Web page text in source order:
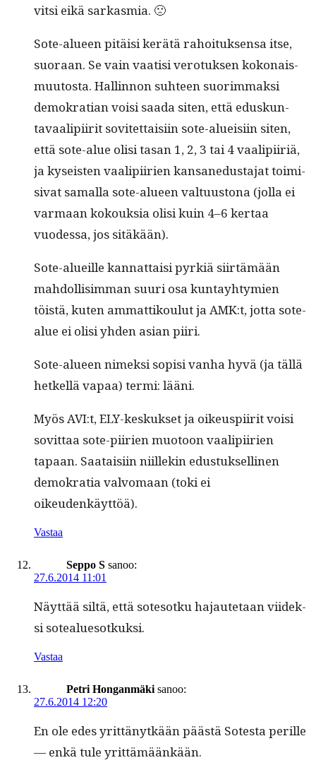
vit­si eikä sarkasmia. 🙁
Sote-alueen pitäisi kerätä rahoituk­sen­sa itse,
suo­raan. Se vain vaatisi vero­tuk­sen kokon­ais­
muu­tos­ta. Hallinnon suh­teen suorim­mak­si
demokra­t­ian voisi saa­da siten, että eduskun­
tavaalipi­ir­it sovitet­taisi­in sote-alueisi­in siten,
että sote-alue olisi tasan 1, 2, 3 tai 4 vaalipi­ir­iä,
ja kyseis­ten vaalipi­irien kansane­dus­ta­jat toimi­
si­vat samal­la sote-alueen val­tu­us­tona (jol­la ei
var­maan kok­ouk­sia olisi kuin 4–6 ker­taa
vuodessa, jos sitäkään).
Sote-alueille kan­nat­taisi pyrk­iä siirtämään
mah­dol­lisim­man suuri osa kun­tay­htymien
töistä, kuten ammat­tik­oulut ja AMK:t, jot­ta sote-
alue ei olisi yhden asian piiri.
Sote-alueen nimek­si sopisi van­ha hyvä (ja täl­lä
het­kel­lä vapaa) ter­mi: lääni.
Myös AVI:t, ELY-keskuk­set ja oikeuspi­ir­it voisi
sovit­taa sote-piirien muo­toon vaalipi­irien
tapaan. Saataisi­in niillekin edus­tuk­selli­nen
demokra­tia valvo­maan (toki ei
oikeudenkäyttöä).
Vastaa
Seppo S sanoo:
27.6.2014 11:01
Näyt­tää siltä, että sote­sotku hajaute­taan viidek­
si sotealuesotkuksi.
Vastaa
Petri Honganmäki sanoo:
27.6.2014 12:20
En ole edes yrit­tänytkään päästä Sotes­ta per­ille
— enkä tule yrittämäänkään.